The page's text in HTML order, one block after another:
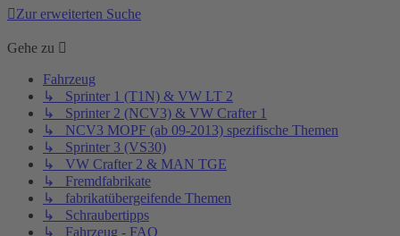
Zur erweiterten Suche
Gehe zu
Fahrzeug
↳ Sprinter 1 (T1N) & VW LT 2
↳ Sprinter 2 (NCV3) & VW Crafter 1
↳ NCV3 MOPF (ab 09-2013) spezifische Themen
↳ Sprinter 3 (VS30)
↳ VW Crafter 2 & MAN TGE
↳ Fremdfabrikate
↳ fabrikatübergeifende Themen
↳ Schraubertipps
↳ Fahrzeug - FAQ